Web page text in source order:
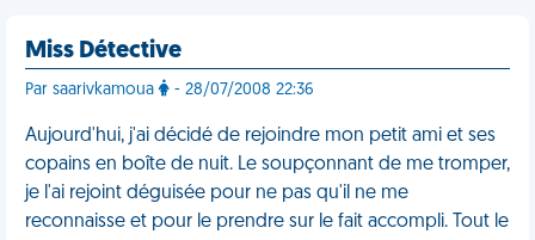
Miss Détective
Par saarivkamoua - 28/07/2008 22:36
Aujourd'hui, j'ai décidé de rejoindre mon petit ami et ses
copains en boîte de nuit. Le soupçonnant de me tromper,
je l'ai rejoint déguisée pour ne pas qu'il ne me
reconnaisse et pour le prendre sur le fait accompli. Tout le